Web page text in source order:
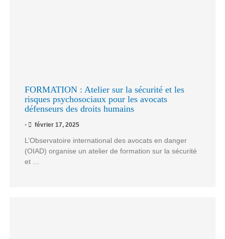
FORMATION : Atelier sur la sécurité et les
risques psychosociaux pour les avocats
défenseurs des droits humains
• février 17, 2025
L’Observatoire international des avocats en danger
(OIAD) organise un atelier de formation sur la sécurité
et …